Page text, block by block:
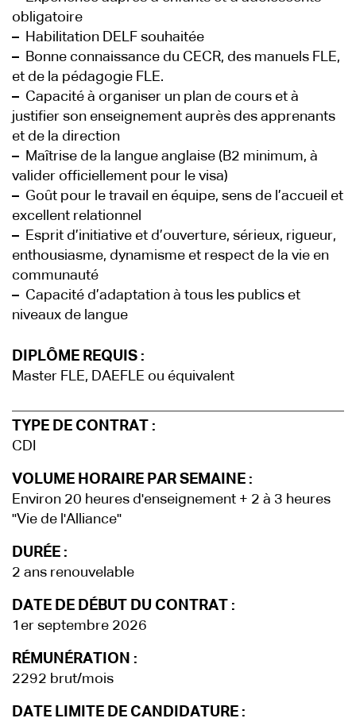
obligatoire
– Habilitation DELF souhaitée
– Bonne connaissance du CECR, des manuels FLE,
et de la pédagogie FLE.
– Capacité à organiser un plan de cours et à
justifier son enseignement auprès des apprenants
et de la direction
– Maîtrise de la langue anglaise (B2 minimum, à
valider officiellement pour le visa)
– Goût pour le travail en équipe, sens de l’accueil et
excellent relationnel
– Esprit d’initiative et d’ouverture, sérieux, rigueur,
enthousiasme, dynamisme et respect de la vie en
communauté
– Capacité d’adaptation à tous les publics et
niveaux de langue
DIPLÔME REQUIS :
Master FLE, DAEFLE ou équivalent
TYPE DE CONTRAT :
CDI
VOLUME HORAIRE PAR SEMAINE :
Environ 20 heures d'enseignement + 2 à 3 heures
"Vie de l'Alliance"
DURÉE :
2 ans renouvelable
DATE DE DÉBUT DU CONTRAT :
1er septembre 2026
RÉMUNÉRATION :
2292 brut/mois
DATE LIMITE DE CANDIDATURE :